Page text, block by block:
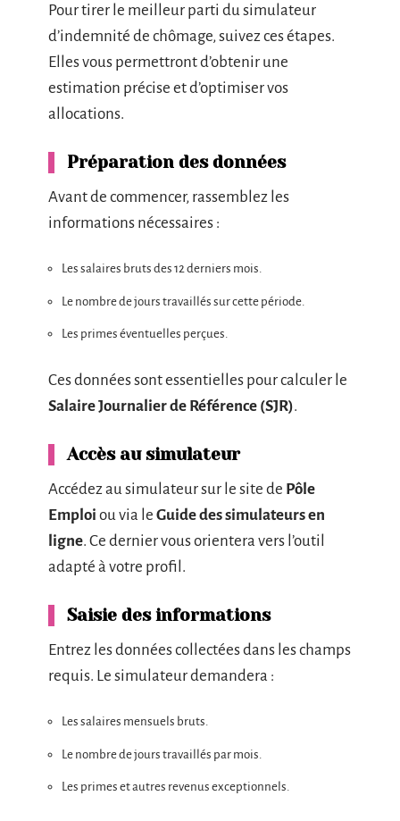
Pour tirer le meilleur parti du simulateur
d’indemnité de chômage, suivez ces étapes.
Elles vous permettront d’obtenir une
estimation précise et d’optimiser vos
allocations.
Préparation des données
Avant de commencer, rassemblez les
informations nécessaires :
Les salaires bruts des 12 derniers mois.
Le nombre de jours travaillés sur cette période.
Les primes éventuelles perçues.
Ces données sont essentielles pour calculer le
Salaire Journalier de Référence (SJR).
Accès au simulateur
Accédez au simulateur sur le site de Pôle
Emploi ou via le Guide des simulateurs en
ligne. Ce dernier vous orientera vers l’outil
adapté à votre profil.
Saisie des informations
Entrez les données collectées dans les champs
requis. Le simulateur demandera :
Les salaires mensuels bruts.
Le nombre de jours travaillés par mois.
Les primes et autres revenus exceptionnels.